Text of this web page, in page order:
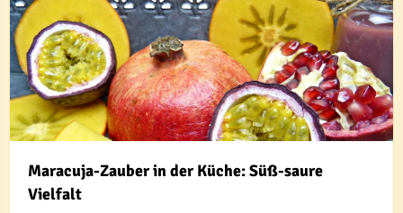
Maracuja-Zauber in der Küche: Süß-saure
Vielfalt